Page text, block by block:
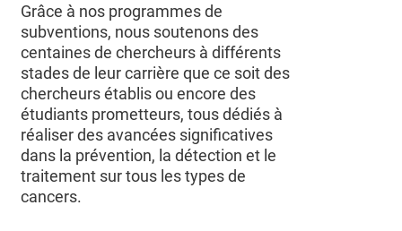
Grâce à nos programmes de
subventions, nous soutenons des
centaines de chercheurs à différents
stades de leur carrière que ce soit des
chercheurs établis ou encore des
étudiants prometteurs, tous dédiés à
réaliser des avancées significatives
dans la prévention, la détection et le
traitement sur tous les types de
cancers.